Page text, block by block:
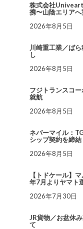
株式会社
携〜山陰エリア
2026年8月5日
川崎重工業／ば
し
2026年8月5日
フジトランスコー
就航
2026年8月5日
ネバーマイル：
シップ契約を締
2026年8月5日
【トドケール】
年7月よりヤマト
2026年7月30日
JR貨物／お盆休
て